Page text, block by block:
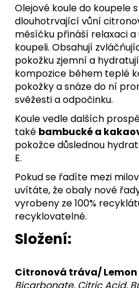
Olejové koule do koupele
dlouhotrvající vůní
měsíčku přináší relaxaci
koupeli. Obsahují
pokožku zjemní a
kompozice během teplé
pokožky a snáze do ní
svěžesti a odpočinku.
Koule vedle dalších
také bambucké a
pokožce důslednou
E.
Pokud se řadíte mezi
uvítáte, že obaly nové
vyrobeny ze 100%
recyklovatelné.
Složení:
Citronová tráva/ Lemon
Bicarbonate, Citric Acid,